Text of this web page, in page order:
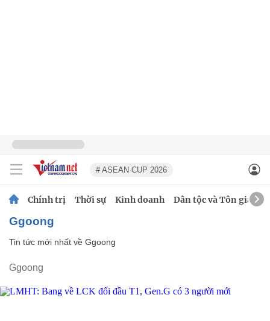
# ASEAN CUP 2026
Chính trị Thời sự Kinh doanh Dân tộc và Tôn giáo
Ggoong
Tin tức mới nhất về Ggoong
Ggoong